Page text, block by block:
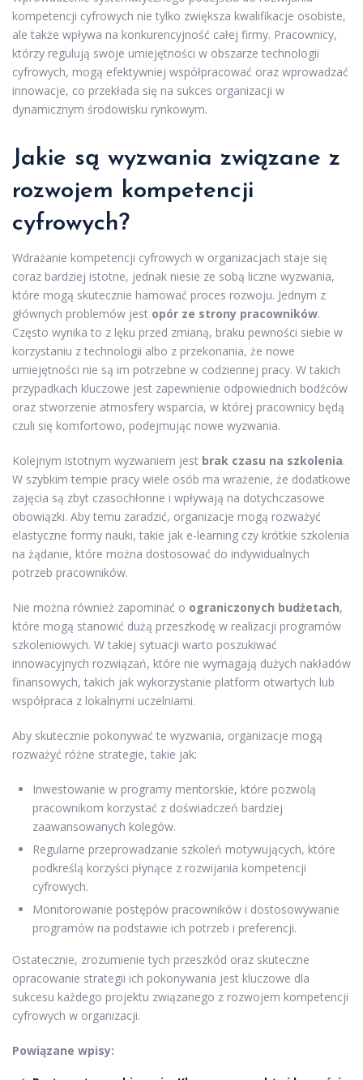
kompetencji cyfrowych nie tylko zwiększa kwalifikacje osobiste,
ale także wpływa na konkurencyjność całej firmy. Pracownicy,
którzy regulują swoje umiejętności w obszarze technologii
cyfrowych, mogą efektywniej współpracować oraz wprowadzać
innowacje, co przekłada się na sukces organizacji w
dynamicznym środowisku rynkowym.
Jakie są wyzwania związane z
rozwojem kompetencji
cyfrowych?
Wdrażanie kompetencji cyfrowych w organizacjach staje się
coraz bardziej istotne, jednak niesie ze sobą liczne wyzwania,
które mogą skutecznie hamować proces rozwoju. Jednym z
głównych problemów jest opór ze strony pracowników.
Często wynika to z lęku przed zmianą, braku pewności siebie w
korzystaniu z technologii albo z przekonania, że nowe
umiejętności nie są im potrzebne w codziennej pracy. W takich
przypadkach kluczowe jest zapewnienie odpowiednich bodźców
oraz stworzenie atmosfery wsparcia, w której pracownicy będą
czuli się komfortowo, podejmując nowe wyzwania.
Kolejnym istotnym wyzwaniem jest brak czasu na szkolenia.
W szybkim tempie pracy wiele osób ma wrażenie, że dodatkowe
zajęcia są zbyt czasochłonne i wpływają na dotychczasowe
obowiązki. Aby temu zaradzić, organizacje mogą rozważyć
elastyczne formy nauki, takie jak e-learning czy krótkie szkolenia
na żądanie, które można dostosować do indywidualnych
potrzeb pracowników.
Nie można również zapominać o ograniczonych budżetach,
które mogą stanowić dużą przeszkodę w realizacji programów
szkoleniowych. W takiej sytuacji warto poszukiwać
innowacyjnych rozwiązań, które nie wymagają dużych nakładów
finansowych, takich jak wykorzystanie platform otwartych lub
współpraca z lokalnymi uczelniami.
Aby skutecznie pokonywać te wyzwania, organizacje mogą
rozważyć różne strategie, takie jak:
Inwestowanie w programy mentorskie, które pozwolą
pracownikom korzystać z doświadczeń bardziej
zaawansowanych kolegów.
Regularne przeprowadzanie szkoleń motywujących, które
podkreślą korzyści płynące z rozwijania kompetencji
cyfrowych.
Monitorowanie postępów pracowników i dostosowywanie
programów na podstawie ich potrzeb i preferencji.
Ostatecznie, zrozumienie tych przeszkód oraz skuteczne
opracowanie strategii ich pokonywania jest kluczowe dla
sukcesu każdego projektu związanego z rozwojem kompetencji
cyfrowych w organizacji.
Powiązane wpisy: